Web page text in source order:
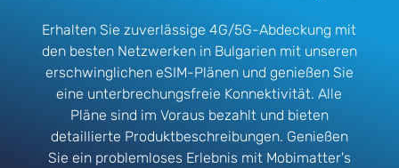
Erhalten Sie zuverlässige 4G/5G-Abdeckung mit
den besten Netzwerken in Bulgarien mit unseren
erschwinglichen eSIM-Plänen und genießen Sie
eine unterbrechungsfreie Konnektivität. Alle
Pläne sind im Voraus bezahlt und bieten
detaillierte Produktbeschreibungen. Genießen
Sie ein problemloses Erlebnis mit Mobimatter's